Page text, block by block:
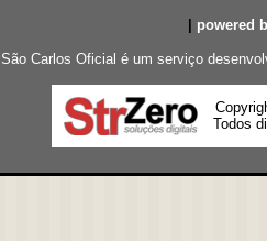
powered
São Carlos Oficial é um serviço
Todos